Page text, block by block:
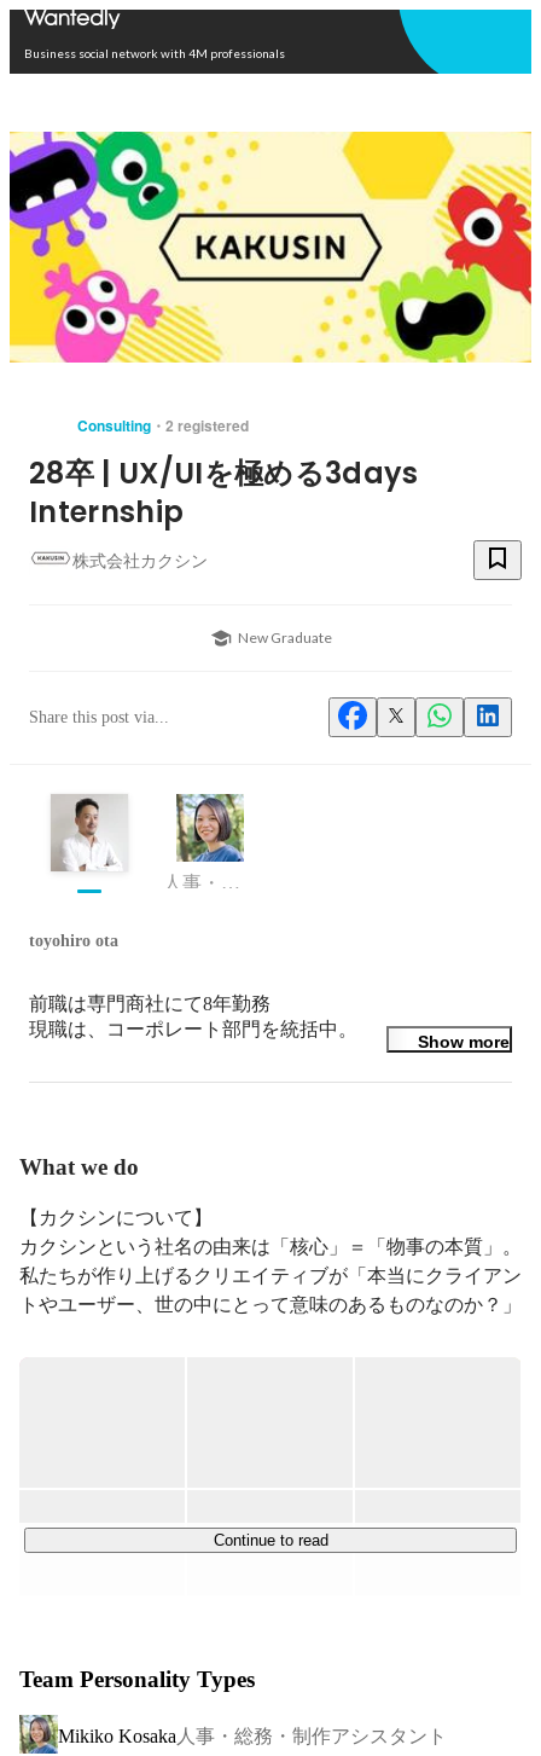
Business social network with 4M professionals
Consulting 2 registered
28卒 | UX/UIを極める3days
Internship
株式会社カクシン
New Graduate
Share this post via...
人事・総務・制作アシスタント
toyohiro ota
前職は専門商社にて8年勤務
現職は、コーポレート部門を統括中。
Show more
What we do
【カクシンについて】
カクシンという社名の由来は「核心」＝「物事の本質」。
私たちが作り上げるクリエイティブが「本当にクライアン
トやユーザー、世の中にとって意味のあるものなのか？」
【事業内容】
・XR（AR・VR・MR）事業
・地域リブランディング事業
など幅広い事業領域を展開しています。
Continue to read
Team Personality Types
Mikiko Kosaka 人事・総務・制作アシスタント